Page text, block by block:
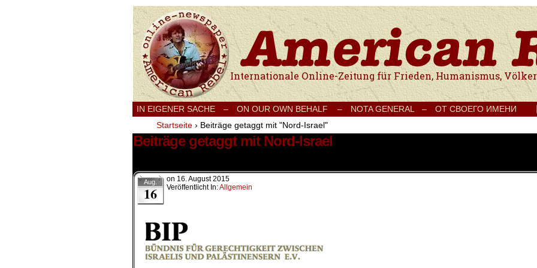
Internationale Onlinezeitung für Frieden, Humanismus, Völkerverständigung und
IN EIGENER SACHE – ON OUR OWN BEHALF – NOTA GENERAL – ОТ СВОЕГО ИМЕНИ
Startseite › Beiträge getaggt mit "Nord-Israel"
Beiträge getaggt mit Nord-Israel
Aug.
16
on 16. August 2015
Veröffentlicht In:Allgemein